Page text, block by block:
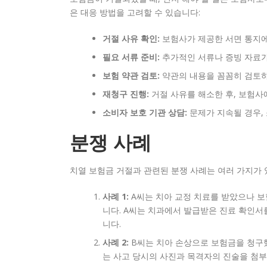
은 대응 방법을 고려할 수 있습니다:
거절 사유 확인: 보험사가 제공한 서면 통지
필요 서류 준비: 추가적인 서류나 증빙 자료
보험 약관 검토: 약관의 내용을 꼼꼼히 검토
재청구 진행: 거절 사유를 해소한 후, 보험사
소비자 보호 기관 상담: 문제가 지속될 경우
분쟁 사례
치열 보험금 거절과 관련된 분쟁 사례는 여러 가지
사례 1: A씨는 치아 교정 치료를 받았으나
니다. A씨는 치과에서 발급받은 진료 확인
니다.
사례 2: B씨는 치아 손상으로 보험금을 청구
는 사고 당시의 사진과 목격자의 진술을 첨